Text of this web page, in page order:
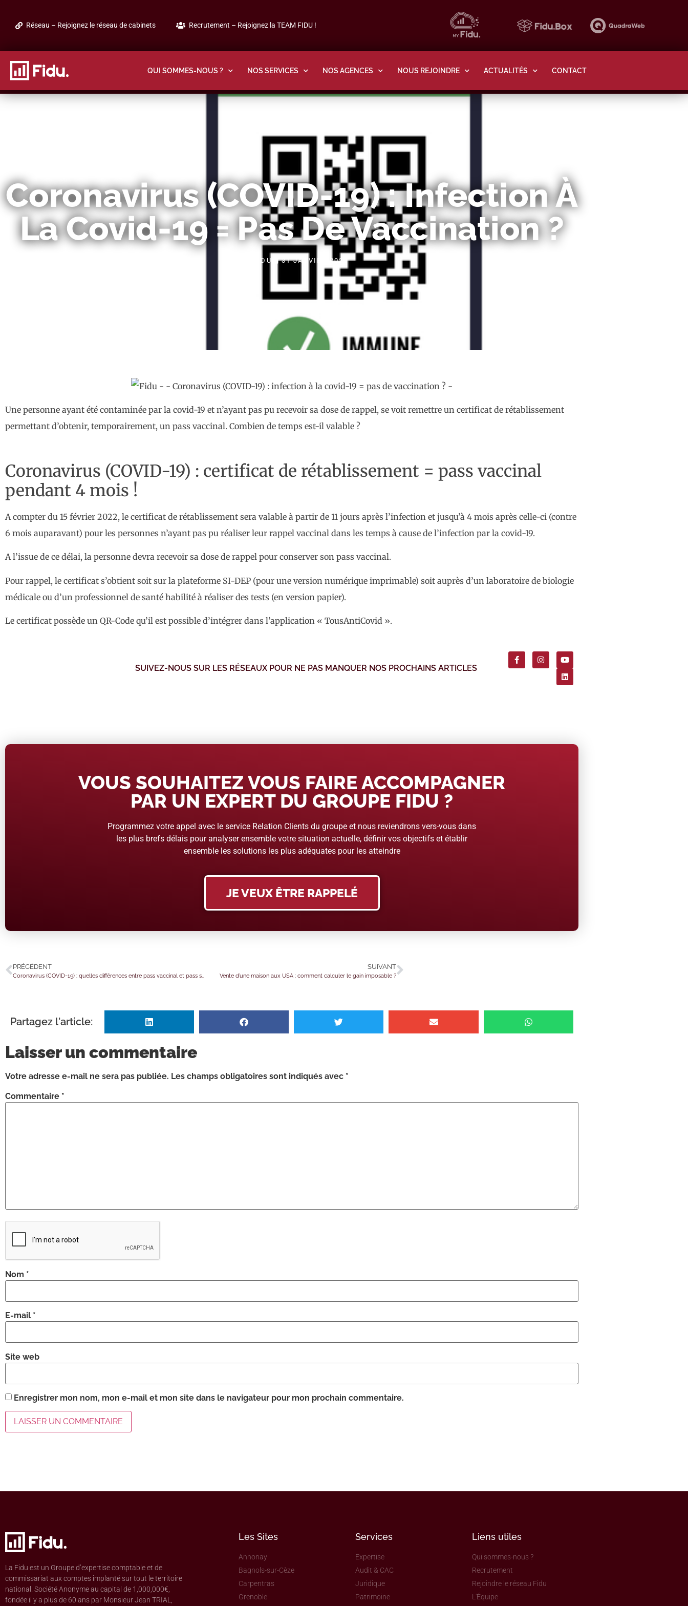
Réseau – Rejoignez le réseau de cabinets Recrutement – Rejoignez la TEAM FIDU !
QUI SOMMES-NOUS ? NOS SERVICES NOS AGENCES NOUS REJOINDRE ACTUALITÉS CONTACT
Coronavirus (COVID-19) : Infection À
La Covid-19 = Pas De Vaccination ?
FIDU 31 JANVIER 2022
Une personne ayant été contaminée par la covid-19 et n’ayant pas pu recevoir sa dose de rappel, se voit remettre un certificat de rétablissement
permettant d’obtenir, temporairement, un pass vaccinal. Combien de temps est-il valable ?
Coronavirus (COVID-19) : certificat de rétablissement = pass vaccinal
pendant 4 mois !
A compter du 15 février 2022, le certificat de rétablissement sera valable à partir de 11 jours après l’infection et jusqu’à 4 mois après celle-ci (contre
6 mois auparavant) pour les personnes n’ayant pas pu réaliser leur rappel vaccinal dans les temps à cause de l’infection par la covid-19.
A l’issue de ce délai, la personne devra recevoir sa dose de rappel pour conserver son pass vaccinal.
Pour rappel, le certificat s’obtient soit sur la plateforme SI-DEP (pour une version numérique imprimable) soit auprès d’un laboratoire de biologie
médicale ou d’un professionnel de santé habilité à réaliser des tests (en version papier).
Le certificat possède un QR-Code qu’il est possible d’intégrer dans l’application « TousAntiCovid ».
SUIVEZ-NOUS SUR LES RÉSEAUX POUR NE PAS MANQUER NOS PROCHAINS ARTICLES
VOUS SOUHAITEZ VOUS FAIRE ACCOMPAGNER
PAR UN EXPERT DU GROUPE FIDU ?
Programmez votre appel avec le service Relation Clients du groupe et nous reviendrons vers-vous dans
les plus brefs délais pour analyser ensemble votre situation actuelle, définir vos objectifs et établir
ensemble les solutions les plus adéquates pour les atteindre
JE VEUX ÊTRE RAPPELÉ
PRÉCÉDENT SUIVANT
Vente d’une maison aux USA : comment calculer le gain imposable ?
Partagez l'article:
Laisser un commentaire
Votre adresse e-mail ne sera pas publiée. Les champs obligatoires sont indiqués avec *
Commentaire *
Nom *
E-mail *
Site web
Enregistrer mon nom, mon e-mail et mon site dans le navigateur pour mon prochain commentaire.
La Fidu est un Groupe d’expertise comptable et de
commissariat aux comptes implanté sur tout le territoire
national. Société Anonyme au capital de 1,000,000€,
fondée il y a plus de 60 ans par Monsieur Jean TRIAL,
Les Sites
Annonay
Bagnols-sur-Cèze
Carpentras
Grenoble
Services
Expertise
Audit & CAC
Juridique
Patrimoine
Liens utiles
Qui sommes-nous ?
Recrutement
Rejoindre le réseau Fidu
L'Équipe